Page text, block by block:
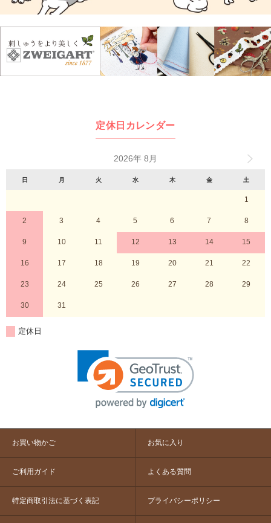
定休日カレンダー
2026年 8月
日 月 火 水 木 金 土
1
2 3 4 5 6 7 8
9 10 11 12 13 14 15
16 17 18 19 20 21 22
23 24 25 26 27 28 29
30 31
定休日
お買い物かご お気に入り
ご利用ガイド よくある質問
特定商取引法に基づく表記 プライバシーポリシー